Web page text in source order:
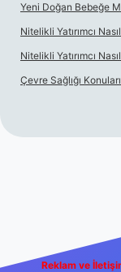
Yeni Doğan Bebeğe
Nitelikli Yatırımcı
Nitelikli Yatırımcı
Çevre Sağlığı
Reklam ve